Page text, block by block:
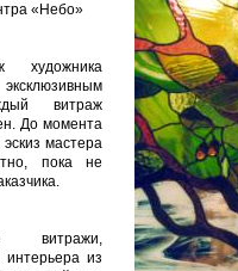
«Небо»
художника
витраж
До момента
мастера
пока не
витражи,
из